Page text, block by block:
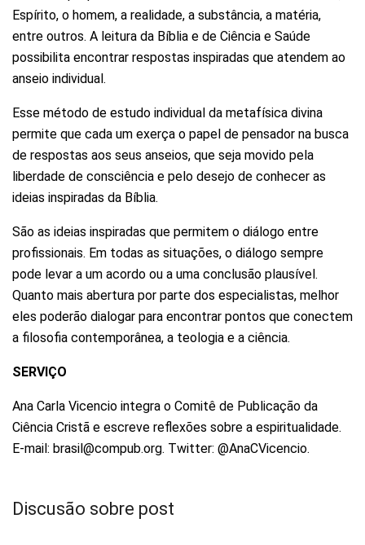
Espírito, o homem, a realidade, a substância, a matéria,
entre outros. A leitura da Bíblia e de Ciência e Saúde
possibilita encontrar respostas inspiradas que atendem ao
anseio individual.
Esse método de estudo individual da metafísica divina
permite que cada um exerça o papel de pensador na busca
de respostas aos seus anseios, que seja movido pela
liberdade de consciência e pelo desejo de conhecer as
ideias inspiradas da Bíblia.
São as ideias inspiradas que permitem o diálogo entre
profissionais. Em todas as situações, o diálogo sempre
pode levar a um acordo ou a uma conclusão plausível.
Quanto mais abertura por parte dos especialistas, melhor
eles poderão dialogar para encontrar pontos que conectem
a filosofia contemporânea, a teologia e a ciência.
SERVIÇO
Ana Carla Vicencio integra o Comitê de Publicação da
Ciência Cristã e escreve reflexões sobre a espiritualidade.
E-mail: brasil@compub.org. Twitter: @AnaCVicencio.
Discusão sobre post